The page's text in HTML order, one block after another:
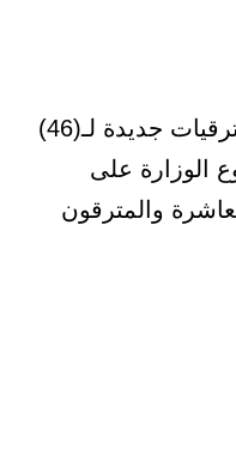
أصدرت الشؤون الاجتماعية ترقيات جديدة لـ(46)
الوزارة على
والمترقون